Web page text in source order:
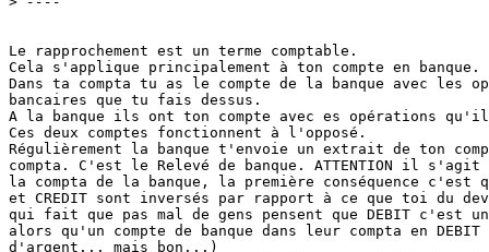
Le rapprochement est un terme comptable.
Cela s'applique principalement à ton compte en banque.
Dans ta compta tu as le compte de la banque avec les
bancaires que tu fais dessus.
A la banque ils ont ton compte avec es opérations
Ces deux comptes fonctionnent à l'opposé.
Régulièrement la banque t'envoie un extrait de ton
compta. C'est le Relevé de banque. ATTENTION il
la compta de la banque, la première conséquence c'est
et CREDIT sont inversés par rapport à ce que toi du
qui fait que pas mal de gens pensent que DEBIT c'est
alors qu'un compte de banque dans leur compta en
d'argent... mais bon...)